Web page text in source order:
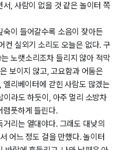
, 사람이 없을 것 같은 놀이터 쪽
이 들어갈수록 소음이 잦아든
컨 실외기 소리도 오늘은 없다. 구
노랫소리조차 들리지 않아 적막
보이지 않고, 고요함과 어둠은
엘리베이터에 갇힌 사람도 많겠는
이라도 하듯이, 아주 멀리 소방차
렴풋하게 들린다.
리는 열대야다. 그래도 대낮의
어느 정도 걸을 만했다. 놀이터